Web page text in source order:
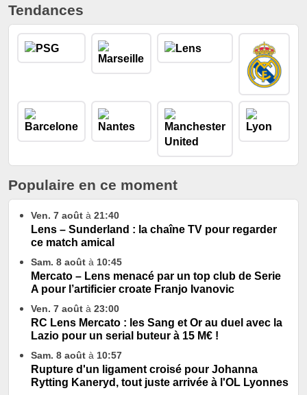
Tendances
Populaire en ce moment
Ven. 7 août à 21:40
Lens – Sunderland : la chaîne TV pour regarder
ce match amical
Sam. 8 août à 10:45
Mercato – Lens menacé par un top club de Serie
A pour l’artificier croate Franjo Ivanovic
Ven. 7 août à 23:00
RC Lens Mercato : les Sang et Or au duel avec la
Lazio pour un serial buteur à 15 M€ !
Sam. 8 août à 10:57
Rupture d'un ligament croisé pour Johanna
Rytting Kaneryd, tout juste arrivée à l'OL Lyonnes